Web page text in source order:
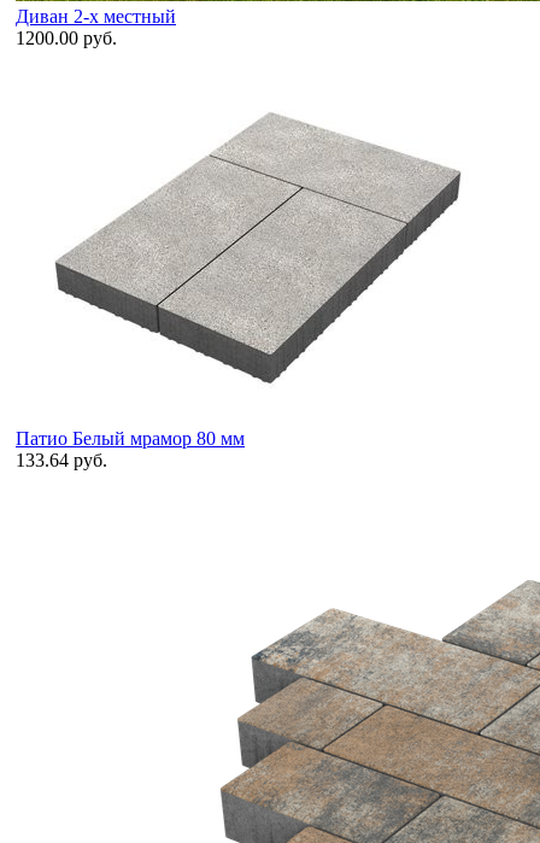
Диван 2-х местный
1200.00 руб.
Патио Белый мрамор 80 мм
133.64 руб.